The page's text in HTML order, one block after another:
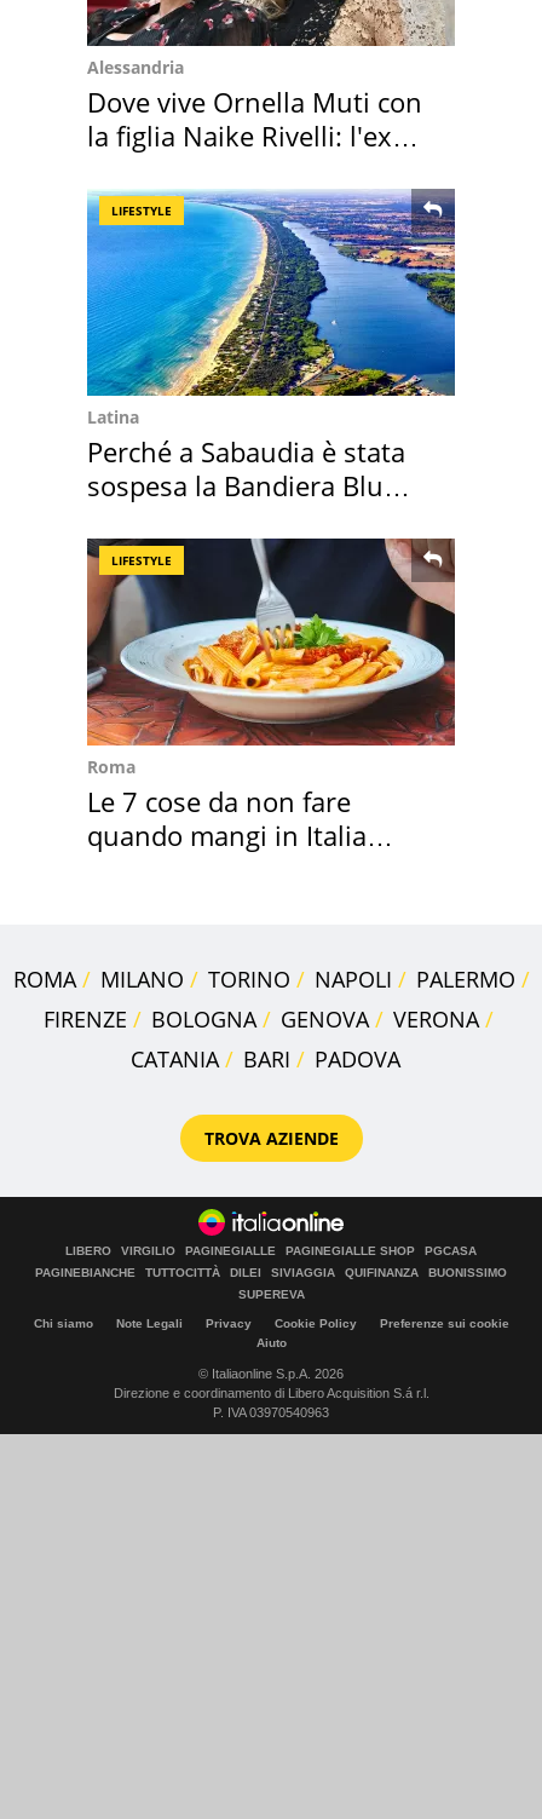
Alessandria
Dove vive Ornella Muti con
la figlia Naike Rivelli: l'ex
LIFESTYLE
Latina
Perché a Sabaudia è stata
sospesa la Bandiera Blu
LIFESTYLE
Roma
Le 7 cose da non fare
quando mangi in Italia
ROMA MILANO TORINO NAPOLI
PALERMO
FIRENZE
BOLOGNA GENOVA
VERONA
CATANIA
BARI PADOVA
TROVA AZIENDE
LIBERO VIRGILIO PAGINEGIALLE PAGINEGIALLE SHOP
PGCASA
PAGINEBIANCHE
TUTTOCITTÀ DILEI SIVIAGGIA QUIFINANZA
BUONISSIMO
SUPEREVA
Chi siamo Note Legali Privacy Cookie Policy
Preferenze sui cookie
Aiuto
© Italiaonline S.p.A. 2026
Direzione e coordinamento di Libero Acquisition S.á r.l.
P. IVA 03970540963